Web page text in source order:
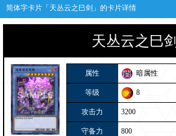
简体字卡片「天丛云之巳剑」的卡片详情
天丛云之巳剑
属性 暗属性
等级 8
攻击力 3200
守备力 800